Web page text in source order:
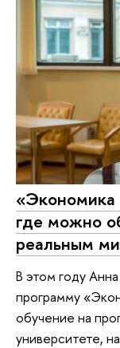
«Экономика
где можно
реальным
В этом году
программу
обучение на
университете,